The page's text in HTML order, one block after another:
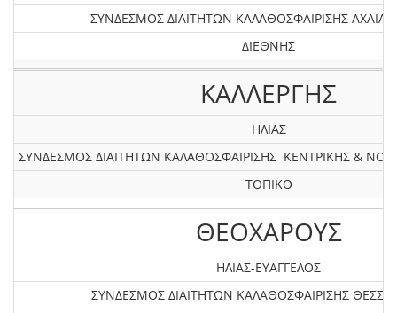
ΣΥΝΔΕΣΜΟΣ ΔΙΑΙΤΗΤΩΝ ΚΑΛΑΘΟΣΦΑΙΡΙΣΗΣ AXAIAΣ
ΔΙΕΘΝΗΣ
ΚΑΛΛΕΡΓΗΣ
ΗΛΙΑΣ
ΣΥΝΔΕΣΜΟΣ ΔΙΑΙΤΗΤΩΝ ΚΑΛΑΘΟΣΦΑΙΡΙΣΗΣ ΚΕΝΤΡΙΚΗΣ &
ΤΟΠΙΚΟ
ΘΕΟΧΑΡΟΥΣ
ΗΛΙΑΣ-ΕΥΑΓΓΕΛΟΣ
ΣΥΝΔΕΣΜΟΣ ΔΙΑΙΤΗΤΩΝ ΚΑΛΑΘΟΣΦΑΙΡΙΣΗΣ